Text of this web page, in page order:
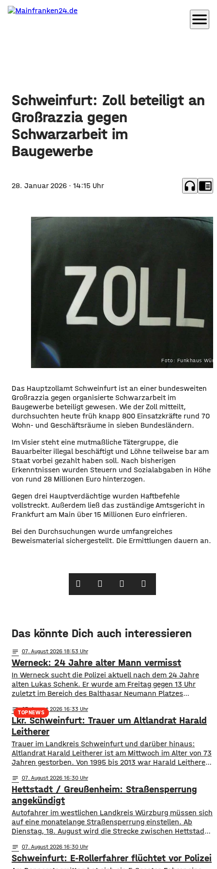
menu
Schweinfurt: Zoll beteiligt an
Großrazzia gegen
Schwarzarbeit im
Baugewerbe
28. Januar 2026 · 14:15 Uhr headphones chrome_reader_mode
Foto: Funkhaus
Das Hauptzollamt Schweinfurt ist an einer bundesweiten
Großrazzia gegen organisierte Schwarzarbeit im
Baugewerbe beteiligt gewesen. Wie der Zoll mitteilt,
durchsuchten heute früh knapp 800 Einsatzkräfte rund 70
Wohn- und Geschäftsräume in sieben Bundesländern.
Im Visier steht eine mutmaßliche Tätergruppe, die
Bauarbeiter illegal beschäftigt und Löhne teilweise bar am
Staat vorbei gezahlt haben soll. Nach bisherigen
Erkenntnissen wurden Steuern und Sozialabgaben in Höhe
von rund 28 Millionen Euro hinterzogen.
Gegen drei Hauptverdächtige wurden Haftbefehle
vollstreckt. Außerdem ließ das zuständige Amtsgericht in
Frankfurt am Main über 15 Millionen Euro einfrieren.
Bei den Durchsuchungen wurde umfangreiches
Beweismaterial sichergestellt. Die Ermittlungen dauern an.
Das könnte Dich auch interessieren
notes 07. August 2026 18:53
Werneck: 24 Jahre alter Mann vermisst
In Werneck sucht die Polizei aktuell nach dem 24 Jahre
alten Lukas Schenk. Er wurde am Freitag gegen 13 Uhr
zuletzt im Bereich des Balthasar Neumann Platzes
Suchmaßnahmen der Polizei sind bislang ohne Erfolg
geblieben. Deswegen bitten die Ermittler jetzt um Hinweise
aus der Bevölkerung. Lukas Schenk könnte
TOPNEWS
notes 07. August 2026 16:33
Lkr. Schweinfurt: Trauer um Altlandrat Harald
Leitherer
Trauer im Landkreis Schweinfurt und darüber hinaus:
Altlandrat Harald Leitherer ist am Mittwoch im Alter von 73
Jahren gestorben. Von 1995 bis 2013 war Harald Leitherer
wurde das Kreisstraßennetz ausgebaut, aber auch ein
flächendeckendes Radwegenetz mit einer Länge von über
1.000 Kilometern geschaffen. Außerdem führte der
notes 07. August 2026 16:30
Hettstadt / Greußenheim: Straßensperrung
angekündigt
Autofahrer im westlichen Landkreis Würzburg müssen sich
auf eine monatelange Straßensperrung einstellen. Ab
Dienstag, 18. August wird die Strecke zwischen Hettstadt
Staatliche Bauamt an. Die Fahrbahn muss erneuert
werden, sie weist Verdrückungen, Abbrüche, Risse und
notes 07. August 2026 16:30
Schweinfurt: E-Rollerfahrer flüchtet vor Polizei